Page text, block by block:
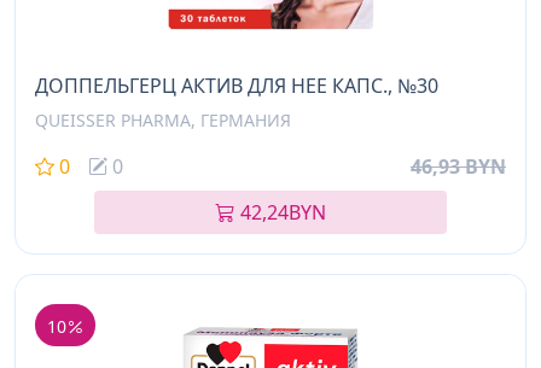
ДОППЕЛЬГЕРЦ АКТИВ ДЛЯ НЕЕ КАПС., №30
QUEISSER PHARMA, ГЕРМАНИЯ
0 0
46,93 BYN
42,24BYN
10